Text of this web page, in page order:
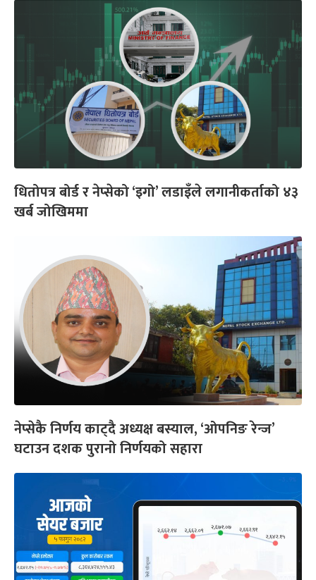
धितोपत्र बोर्ड र नेप्सेको ‘इगो’ लडाइँले लगानीकर्ताको ४३
खर्ब जोखिममा
नेप्सेकै निर्णय काट्दै अध्यक्ष बस्याल, ‘ओपनिङ रेन्ज’
घटाउन दशक पुरानो निर्णयको सहारा